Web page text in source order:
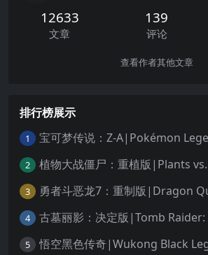
12633
文章
139
评论
查看作者其他文章
排行榜展示
1 宝可梦传说：Z-A|Pokémon
2
3
4
5 悟空黑色传奇|Wukong Black